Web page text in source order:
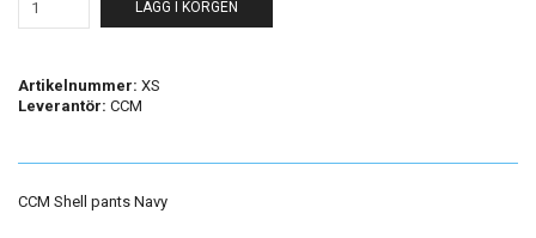
LÄGG I KORGEN
Artikelnummer: XS
Leverantör: CCM
CCM Shell pants Navy